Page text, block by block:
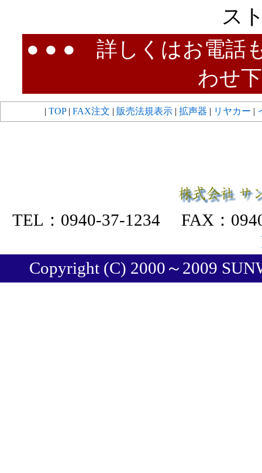
ス
● ● ● 詳しくはお電話
わせ
| TOP| FAX注文 | 販売法規表示 | 拡声器 | リヤカー |
TEL：0940-37-1234 FAX：
Copyright (C) 2000～2009